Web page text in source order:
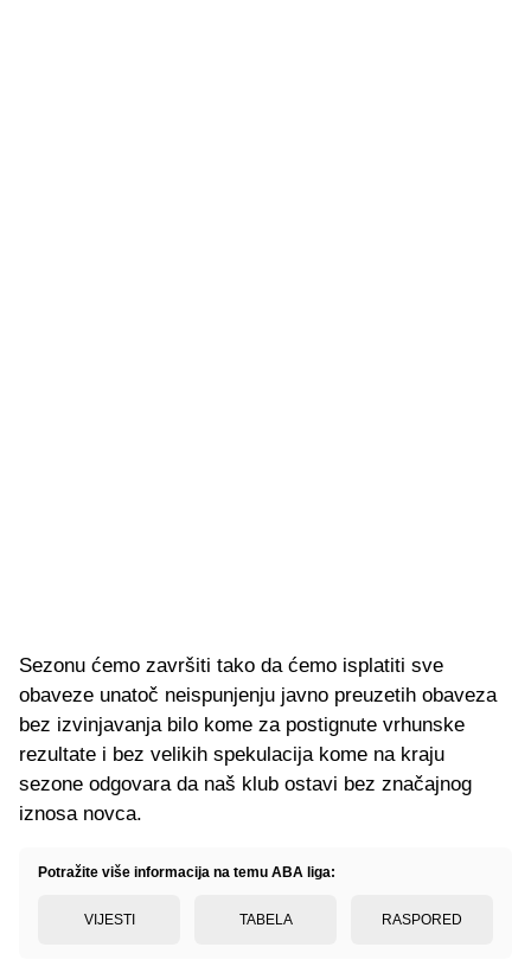
Sezonu ćemo završiti tako da ćemo isplatiti sve
obaveze unatoč neispunjenju javno preuzetih obaveza
bez izvinjavanja bilo kome za postignute vrhunske
rezultate i bez velikih spekulacija kome na kraju
sezone odgovara da naš klub ostavi bez značajnog
iznosa novca.
Potražite više informacija na temu ABA liga:
VIJESTI TABELA RASPORED